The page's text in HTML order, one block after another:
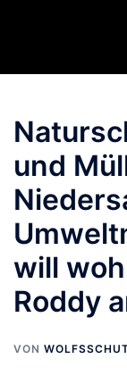
und
will
Roddy
VON